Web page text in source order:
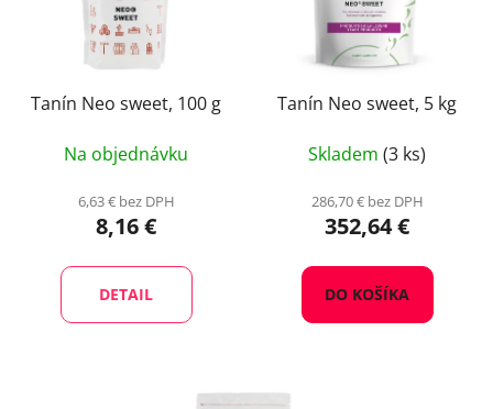
Tanín Neo sweet, 100 g
Na objednávku
6,63 € bez DPH
8,16 €
DETAIL
Tanín Neo sweet, 5 kg
Skladem (3 ks)
286,70 € bez DPH
352,64 €
DO KOŠÍKA